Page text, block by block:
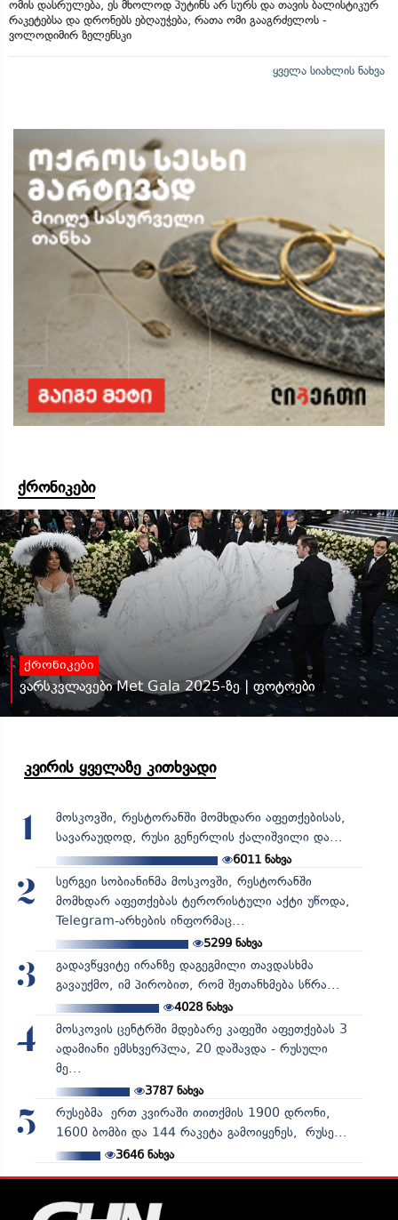
ომის დასრულება, ეს მხოლოდ პუტინს არ სურს და თავის ბალისტიკურ
რაკეტებსა და დრონებს ებღაუჭება, რათა ომი გააგრძელოს -
ვოლოდიმირ ზელენსკი
ყველა სიახლის ნახვა
ქრონიკები
ქრონიკები
ვარსკვლავები Met Gala 2025-ზე | ფოტოები
კვირის ყველაზე კითხვადი
1
მოსკოვში, რესტორანში მომხდარი აფეთქებისას,
სავარაუდოდ, რუსი გენერლის ქალიშვილი და...
6011 ნახვა
2
სერგეი სობიანინმა მოსკოვში, რესტორანში
მომხდარ აფეთქებას ტერორისტული აქტი უწოდა,
Telegram-არხების ინფორმაც...
5299ნახვა
3
გადავწყვიტე ირანზე დაგეგმილი თავდასხმა
გავაუქმო, იმ პირობით, რომ შეთანხმება სწრა...
4028ნახვა
4
მოსკოვის ცენტრში მდებარე კაფეში აფეთქებას 3
ადამიანი ემსხვერპლა, 20 დაშავდა - რუსული
მე...
3787ნახვა
5
რუსებმა ერთ კვირაში თითქმის 1900 დრონი,
1600 ბომბი და 144 რაკეტა გამოიყენეს, რუსე...
3646ნახვა